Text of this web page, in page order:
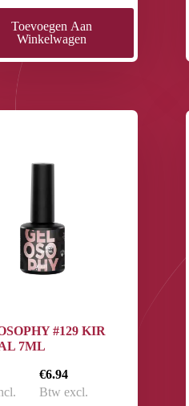
Toevoegen Aan
Winkelwagen
#129 KIR
7ML
€6.94
Btw excl.